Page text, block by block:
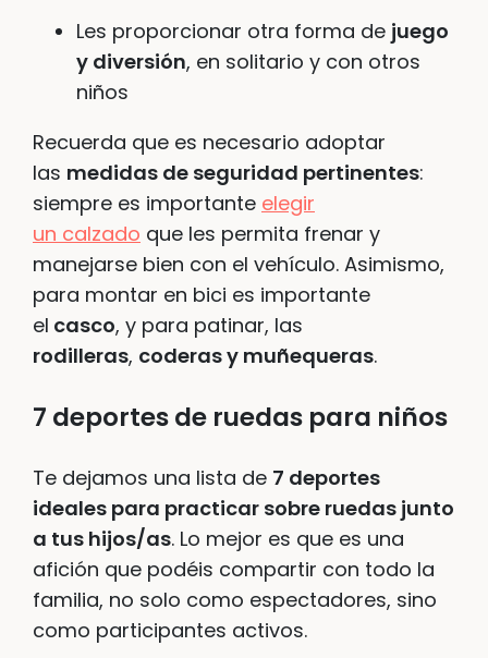
Les proporcionar otra forma de juego
y diversión, en solitario y con otros
niños
Recuerda que es necesario adoptar
las medidas de seguridad pertinentes:
siempre es importante elegir
un calzado que les permita frenar y
manejarse bien con el vehículo. Asimismo,
para montar en bici es importante
el casco, y para patinar, las
rodilleras, coderas y muñequeras.
7 deportes de ruedas para niños
Te dejamos una lista de 7 deportes
ideales para practicar sobre ruedas junto
a tus hijos/as. Lo mejor es que es una
afición que podéis compartir con todo la
familia, no solo como espectadores, sino
como participantes activos.